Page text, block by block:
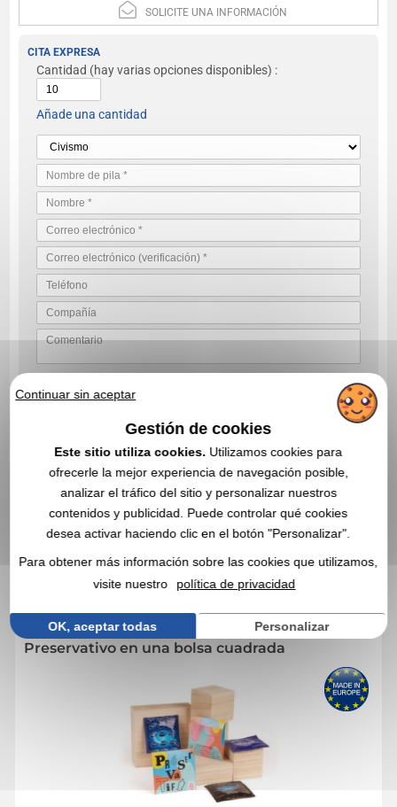
SOLICITE UNA INFORMACIÓN
CITA EXPRESA
Cantidad (hay varias opciones disponibles) :
Añade una cantidad
VALIDE SU SOLICITUD DE COTIZACIÓN
Al enviarnos su solicitud de cotización, acepta nuestras
condiciones generales de uso y nuestra política de privacidad de
EN ESTA CATEGORÍA, ESTOS ARTÍCULOS
PROMOCIONALES TAMBIÉN PUEDEN
INTERESARLE
Preservativo en una bolsa cuadrada
Continuar sin aceptar
Gestión de cookies
Este sitio utiliza cookies. Utilizamos cookies para
ofrecerle la mejor experiencia de navegación posible,
analizar el tráfico del sitio y personalizar nuestros
contenidos y publicidad. Puede controlar qué cookies
desea activar haciendo clic en el botón "Personalizar".
Para obtener más información sobre las cookies que utilizamos,
visite nuestro
política de privacidad
OK, aceptar todas Personalizar